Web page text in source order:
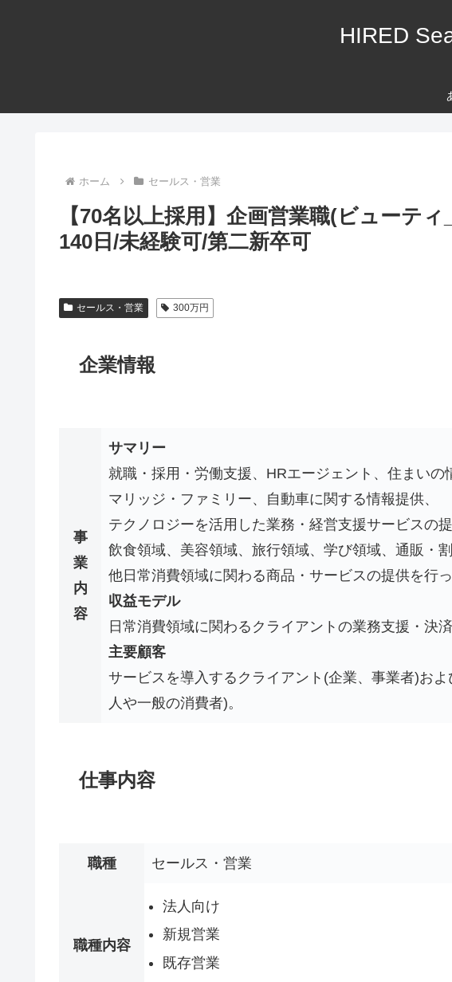
HIRED
ホーム セールス・営業
【70名以上採用】企画営業職(ビューテ
140日/未経験可/第二新卒可
セールス・営業 300万円
企業情報
事
業
内
容
サマリー
就職・採用・労働支援、HRエージェント、住まいの
マリッジ・ファミリー、自動車に関する情報提供、
テクノロジーを活用した業務・経営支援サービスの提
飲食領域、美容領域、旅行領域、学び領域、通販・
他日常消費領域に関わる商品・サービスの提供を行っ
収益モデル
日常消費領域に関わるクライアントの業務支援・決
主要顧客
サービスを導入するクライアント(企業、事業者)お
人や一般の消費者)。
仕事内容
職種 セールス・営業
職種内容
法人向け
新規営業
既存営業